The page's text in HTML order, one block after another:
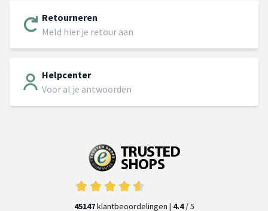
Retourneren
Meld hier je retour aan
Helpcenter
Voor al je antwoorden
45147klantbeoordelingen | 4.4/ 5